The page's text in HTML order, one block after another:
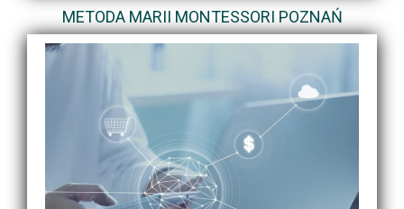
METODA MARII MONTESSORI POZNAŃ